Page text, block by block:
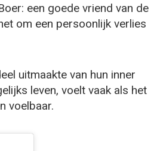
een goede vriend van de
om een persoonlijk verlies
uitmaakte van hun inner
leven, voelt vaak als het
voelbaar.